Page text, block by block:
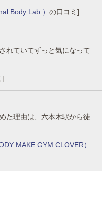
の声で運営されています。
Body Lab.） の口コミ]
れていてずっと気になって